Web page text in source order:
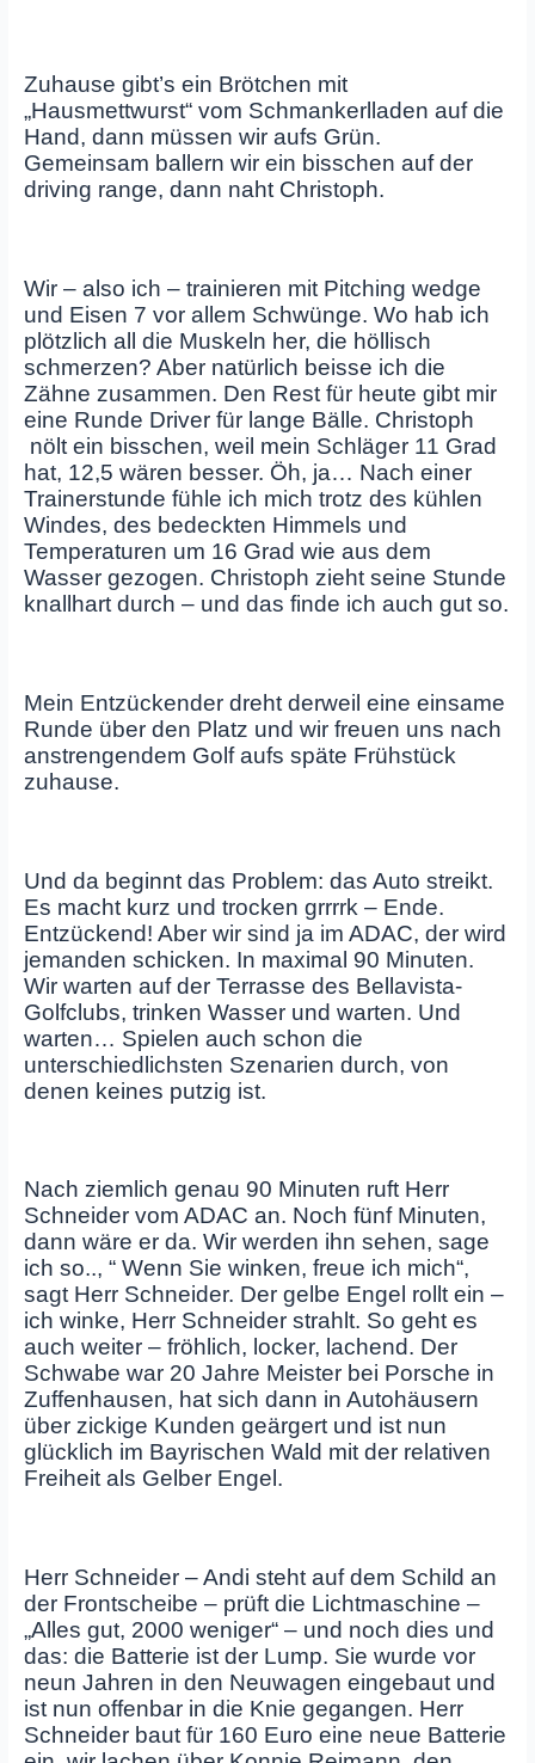
Zuhause gibt’s ein Brötchen mit
„Hausmettwurst“ vom Schmankerlladen auf die
Hand, dann müssen wir aufs Grün.
Gemeinsam ballern wir ein bisschen auf der
driving range, dann naht Christoph.
Wir – also ich – trainieren mit Pitching wedge
und Eisen 7 vor allem Schwünge. Wo hab ich
plötzlich all die Muskeln her, die höllisch
schmerzen? Aber natürlich beisse ich die
Zähne zusammen. Den Rest für heute gibt mir
eine Runde Driver für lange Bälle. Christoph
nölt ein bisschen, weil mein Schläger 11 Grad
hat, 12,5 wären besser. Öh, ja… Nach einer
Trainerstunde fühle ich mich trotz des kühlen
Windes, des bedeckten Himmels und
Temperaturen um 16 Grad wie aus dem
Wasser gezogen. Christoph zieht seine Stunde
knallhart durch – und das finde ich auch gut so.
Mein Entzückender dreht derweil eine einsame
Runde über den Platz und wir freuen uns nach
anstrengendem Golf aufs späte Frühstück
zuhause.
Und da beginnt das Problem: das Auto streikt.
Es macht kurz und trocken grrrrk – Ende.
Entzückend! Aber wir sind ja im ADAC, der wird
jemanden schicken. In maximal 90 Minuten.
Wir warten auf der Terrasse des Bellavista-
Golfclubs, trinken Wasser und warten. Und
warten… Spielen auch schon die
unterschiedlichsten Szenarien durch, von
denen keines putzig ist.
Nach ziemlich genau 90 Minuten ruft Herr
Schneider vom ADAC an. Noch fünf Minuten,
dann wäre er da. Wir werden ihn sehen, sage
ich so.., “ Wenn Sie winken, freue ich mich“,
sagt Herr Schneider. Der gelbe Engel rollt ein –
ich winke, Herr Schneider strahlt. So geht es
auch weiter – fröhlich, locker, lachend. Der
Schwabe war 20 Jahre Meister bei Porsche in
Zuffenhausen, hat sich dann in Autohäusern
über zickige Kunden geärgert und ist nun
glücklich im Bayrischen Wald mit der relativen
Freiheit als Gelber Engel.
Herr Schneider – Andi steht auf dem Schild an
der Frontscheibe – prüft die Lichtmaschine –
„Alles gut, 2000 weniger“ – und noch dies und
das: die Batterie ist der Lump. Sie wurde vor
neun Jahren in den Neuwagen eingebaut und
ist nun offenbar in die Knie gegangen. Herr
Schneider baut für 160 Euro eine neue Batterie